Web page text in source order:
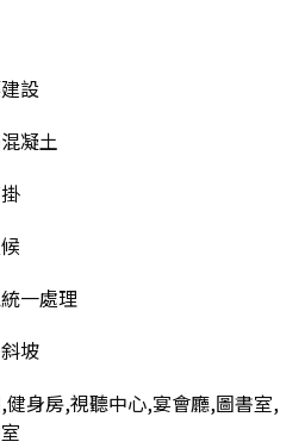
設
凝土
一處理
坡
健身房,視聽中心,宴會廳,圖書室,